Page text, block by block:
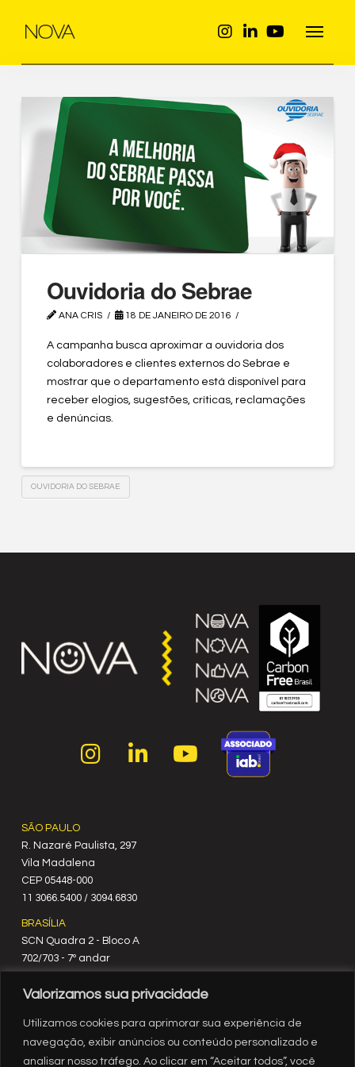
Valorizamos sua privacidade
Utilizamos cookies para aprimorar sua experiência de
navegação, exibir anúncios ou conteúdo personalizado e
analisar nosso tráfego. Ao clicar em “Aceitar todos”, você
Ouvidoria do Sebrae
ANA CRIS 18 DE JANEIRO DE 2016
A campanha busca aproximar a ouvidoria dos
colaboradores e clientes externos do Sebrae e
mostrar que o departamento está disponível para
receber elogios, sugestões, críticas, reclamações
e denúncias.
OUVIDORIA DO SEBRAE
SÃO PAULO
R. Nazaré Paulista, 297
Vila Madalena
C‍EP 05448-000
11 3066.5400 / 3094.6830
BRASÍLIA
SCN Quadra 2 - Bloco A
702/703 - 7º andar
CEP 70712-900
61 3329.8200
RIO DE JANEIRO
Rua México, nº 3